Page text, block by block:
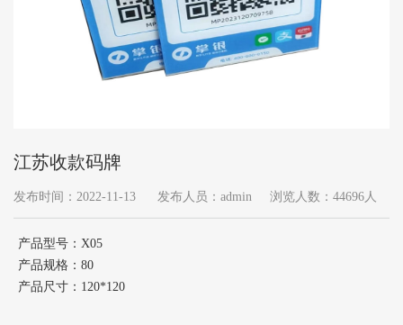
江苏收款码牌
发布时间：2022-11-13 发布人员：admin 浏览人数：44696人
产品型号：X05
产品规格：80
产品尺寸：120*120